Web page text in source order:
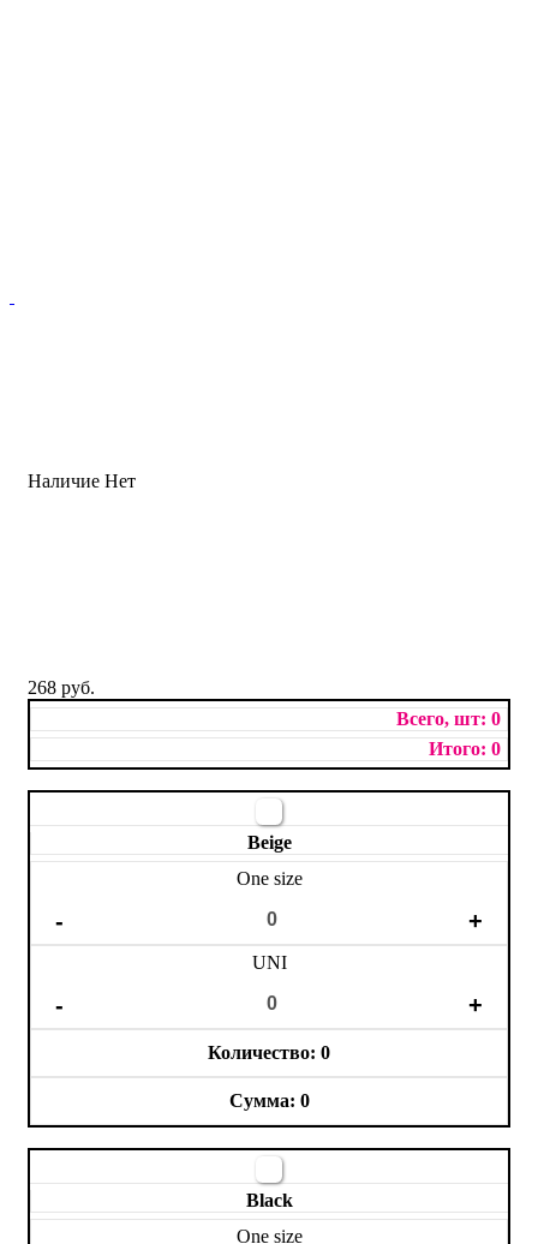
Наличие Нет
268 руб.
0
0
Beige
One size
UNI
0
0
Black
One size